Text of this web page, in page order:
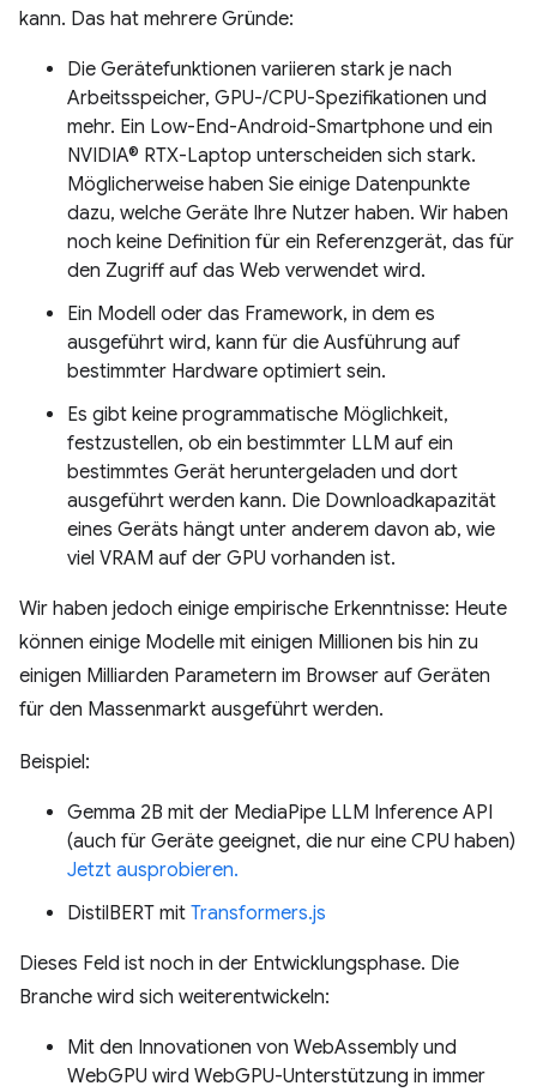
kann. Das hat mehrere Gründe:
Die Gerätefunktionen variieren stark je nach
Arbeitsspeicher, GPU-/CPU-Spezifikationen und
mehr. Ein Low-End-Android-Smartphone und ein
NVIDIA® RTX-Laptop unterscheiden sich stark.
Möglicherweise haben Sie einige Datenpunkte
dazu, welche Geräte Ihre Nutzer haben. Wir haben
noch keine Definition für ein Referenzgerät, das für
den Zugriff auf das Web verwendet wird.
Ein Modell oder das Framework, in dem es
ausgeführt wird, kann für die Ausführung auf
bestimmter Hardware optimiert sein.
Es gibt keine programmatische Möglichkeit,
festzustellen, ob ein bestimmter LLM auf ein
bestimmtes Gerät heruntergeladen und dort
ausgeführt werden kann. Die Downloadkapazität
eines Geräts hängt unter anderem davon ab, wie
viel VRAM auf der GPU vorhanden ist.
Wir haben jedoch einige empirische Erkenntnisse: Heute
können einige Modelle mit einigen Millionen bis hin zu
einigen Milliarden Parametern im Browser auf Geräten
für den Massenmarkt ausgeführt werden.
Beispiel:
Gemma 2B mit der MediaPipe LLM Inference API
(auch für Geräte geeignet, die nur eine CPU haben)
Jetzt ausprobieren.
DistilBERT mit Transformers.js
Dieses Feld ist noch in der Entwicklungsphase. Die
Branche wird sich weiterentwickeln:
Mit den Innovationen von WebAssembly und
WebGPU wird WebGPU-Unterstützung in immer